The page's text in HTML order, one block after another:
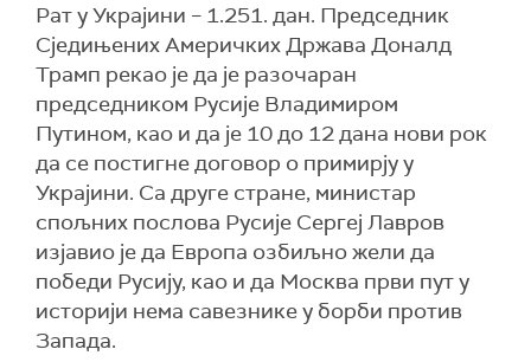
Рат у Украјини – 1.251. дан. Председник
Сједињених Америчких Држава Доналд
Трамп рекао је да је разочаран
председником Русије Владимиром
Путином, као и да је 10 до 12 дана нови рок
да се постигне договор о примирју у
Украјини. Са друге стране, министар
спољних послова Русије Сергеј Лавров
изјавио је да Европа озбиљно жели да
победи Русију, као и да Москва први пут у
историји нема савезнике у борби против
Запада.